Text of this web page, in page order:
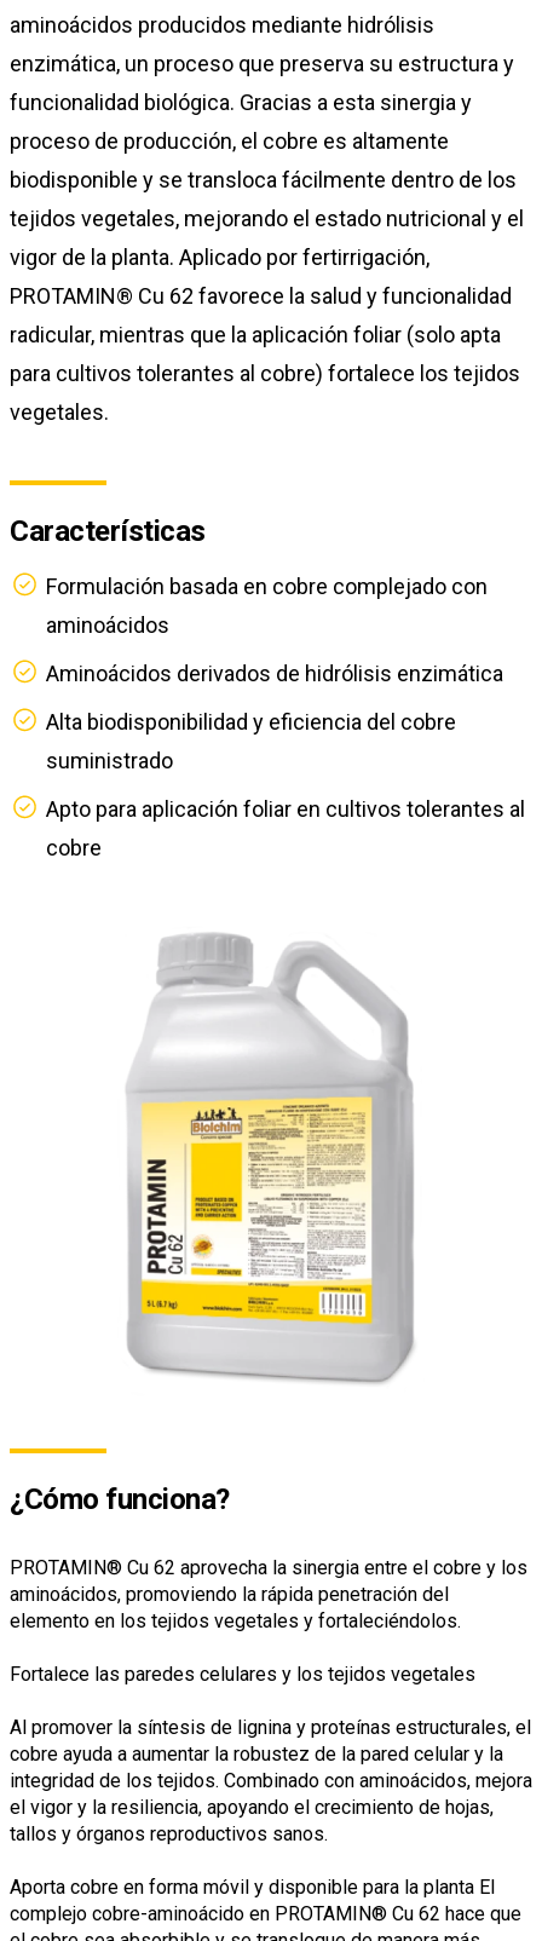
aminoácidos producidos mediante hidrólisis
enzimática, un proceso que preserva su estructura y
funcionalidad biológica. Gracias a esta sinergia y
proceso de producción, el cobre es altamente
biodisponible y se transloca fácilmente dentro de los
tejidos vegetales, mejorando el estado nutricional y el
vigor de la planta. Aplicado por fertirrigación,
PROTAMIN® Cu 62 favorece la salud y funcionalidad
radicular, mientras que la aplicación foliar (solo apta
para cultivos tolerantes al cobre) fortalece los tejidos
vegetales.
Características
Formulación basada en cobre complejado con
aminoácidos
Aminoácidos derivados de hidrólisis enzimática
Alta biodisponibilidad y eficiencia del cobre
suministrado
Apto para aplicación foliar en cultivos tolerantes al
cobre
¿Cómo funciona?
PROTAMIN® Cu 62 aprovecha la sinergia entre el cobre y los
aminoácidos, promoviendo la rápida penetración del
elemento en los tejidos vegetales y fortaleciéndolos.
Fortalece las paredes celulares y los tejidos vegetales
Al promover la síntesis de lignina y proteínas estructurales, el
cobre ayuda a aumentar la robustez de la pared celular y la
integridad de los tejidos. Combinado con aminoácidos, mejora
el vigor y la resiliencia, apoyando el crecimiento de hojas,
tallos y órganos reproductivos sanos.
Aporta cobre en forma móvil y disponible para la planta El
complejo cobre-aminoácido en PROTAMIN® Cu 62 hace que